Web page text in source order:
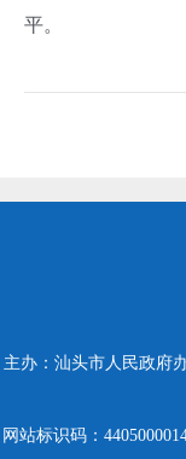
平。
主办：汕头市人民政府
网站标识码：